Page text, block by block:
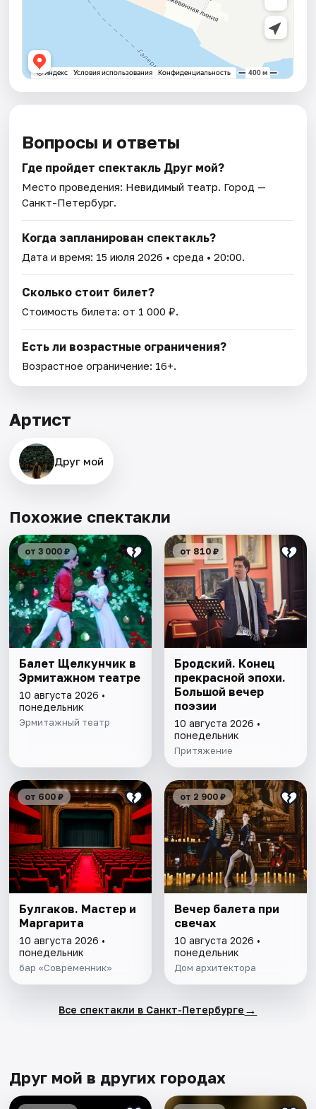
Вопросы и ответы
Где пройдет спектакль Друг мой?
Место проведения: Невидимый театр. Город —
Санкт-Петербург.
Когда запланирован спектакль?
Дата и время: 15 июля 2026 • среда • 20:00.
Сколько стоит билет?
Стоимость билета: от 1 000 ₽.
Есть ли возрастные ограничения?
Возрастное ограничение: 16+.
Артист
Друг мой
Похожие спектакли
от 3 000 ₽
Балет Щелкунчик в
Эрмитажном театре
10 августа 2026 •
понедельник
Эрмитажный театр
от 810 ₽
Бродский. Конец
прекрасной эпохи.
Большой вечер
поэзии
10 августа 2026 •
понедельник
Притяжение
от 600 ₽
Булгаков. Мастер и
Маргарита
10 августа 2026 •
понедельник
бар «Современник»
от 2 900 ₽
Вечер балета при
свечах
10 августа 2026 •
понедельник
Дом архитектора
Все спектакли в Санкт-Петербурге →
Друг мой в других городах